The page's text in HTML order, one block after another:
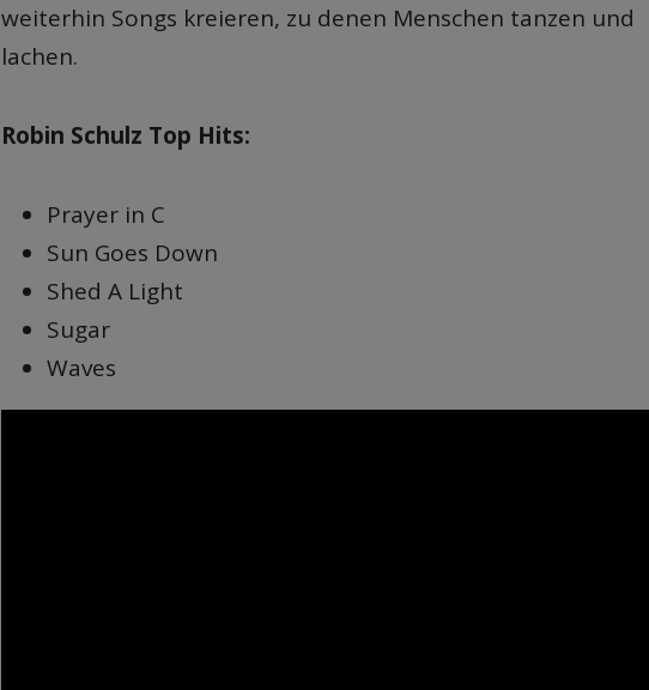
weiterhin Songs kreieren, zu denen Menschen tanzen und
lachen.
Robin Schulz Top Hits:
Prayer in C
Sun Goes Down
Shed A Light
Sugar
Waves